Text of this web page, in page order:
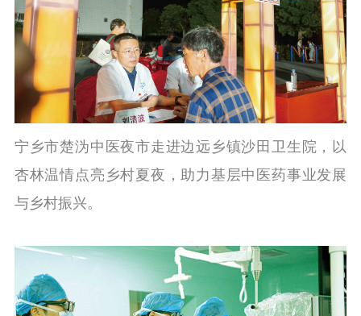
宁乡市楚沩中医夜市走进边远乡镇沙田卫生院，以
杏林温情点亮乡村夏夜，助力基层中医药事业发展
与乡村振兴。